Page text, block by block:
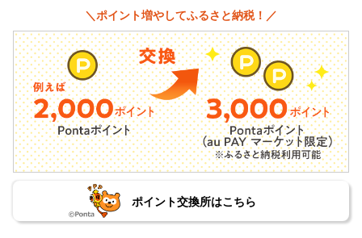
＼ポイント増やしてふるさと納税！／
ポイント交換所はこちら